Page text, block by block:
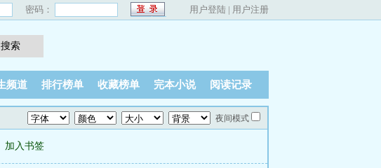
密码： 用户登陆 | 用户注册
频道 排行榜单 收藏榜单 完本小说 阅读记录
夜间模式
加入书签